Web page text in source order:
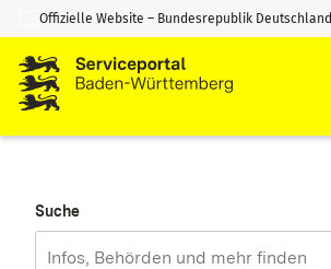
Zum Inhalt springen
Zur Suche springen
Offizielle Website – Bundesrepublik Deutschland
Suche